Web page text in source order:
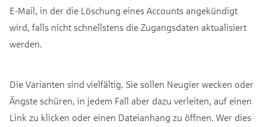
E-Mail, in der die Löschung eines Accounts angekündigt
wird, falls nicht schnellstens die Zugangsdaten aktualisiert
werden.
Die Varianten sind vielfältig. Sie sollen Neugier wecken oder
Ängste schüren, in jedem Fall aber dazu verleiten, auf einen
Link zu klicken oder einen Dateianhang zu öffnen. Wer dies